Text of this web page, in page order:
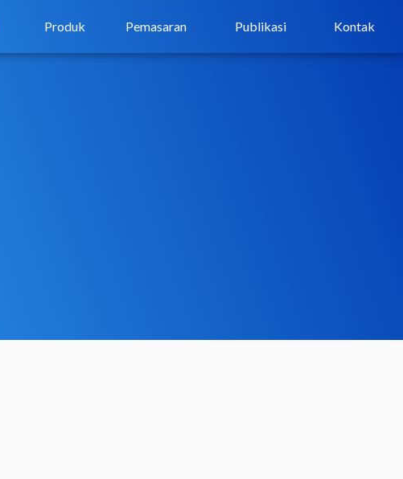
Produk Pemasaran Publikasi Kontak